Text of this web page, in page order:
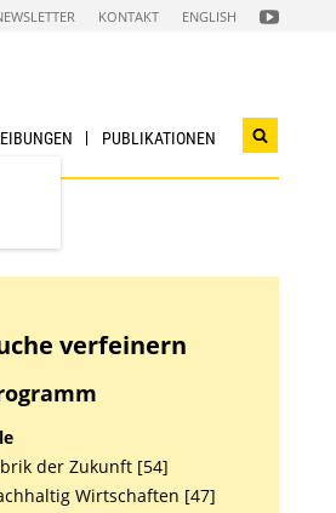
KONTAKT ENGLISH FOLGEN
SIE
PUBLIKATIONEN
verfeinern
der Zukunft [54]
Wirtschaften [47]